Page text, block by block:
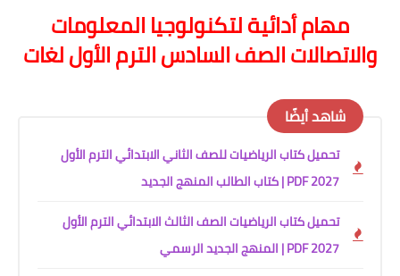
مهام أدائية لتكنولوجيا المعلومات
والاتصالات الصف السادس الترم الأول لغات
شاهد أيضًا
تحميل كتاب الرياضيات للصف الثاني الابتدائي الترم الأول
2027 PDF | كتاب الطالب المنهج الجديد
تحميل كتاب الرياضيات الصف الثالث الابتدائي الترم الأول
2027 PDF | المنهج الجديد الرسمي